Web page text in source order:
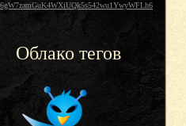
Облако тегов